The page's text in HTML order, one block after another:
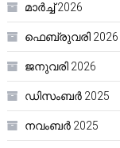
മാർച്ച്‌ 2026
ഫെബ്രുവരി 2026
ജനുവരി 2026
ഡിസംബർ 2025
നവംബർ 2025